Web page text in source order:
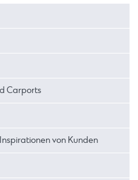
Carports
von Kunden